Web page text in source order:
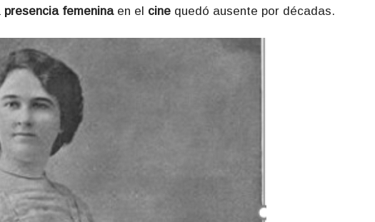
presencia femeninaen el cinequedó ausente por décadas.